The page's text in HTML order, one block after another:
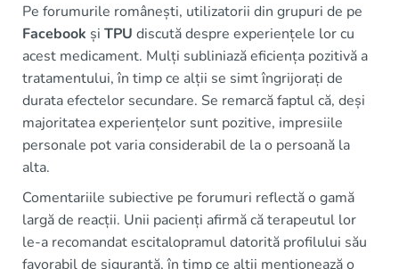
Pe forumurile românești, utilizatorii din grupuri de pe
Facebook și TPU discută despre experiențele lor cu
acest medicament. Mulți subliniază eficiența pozitivă a
tratamentului, în timp ce alții se simt îngrijorați de
durata efectelor secundare. Se remarcă faptul că, deși
majoritatea experiențelor sunt pozitive, impresiile
personale pot varia considerabil de la o persoană la
alta.
Comentariile subiective pe forumuri reflectă o gamă
largă de reacții. Unii pacienți afirmă că terapeutul lor
le-a recomandat escitalopramul datorită profilului său
favorabil de siguranță, în timp ce alții menționează o